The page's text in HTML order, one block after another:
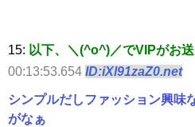
15: 以下、＼(^o^)／でVIPがお
00:13:53.654 ID:iXl91zaZ0.net
シンプルだしファッション興味
がなぁ